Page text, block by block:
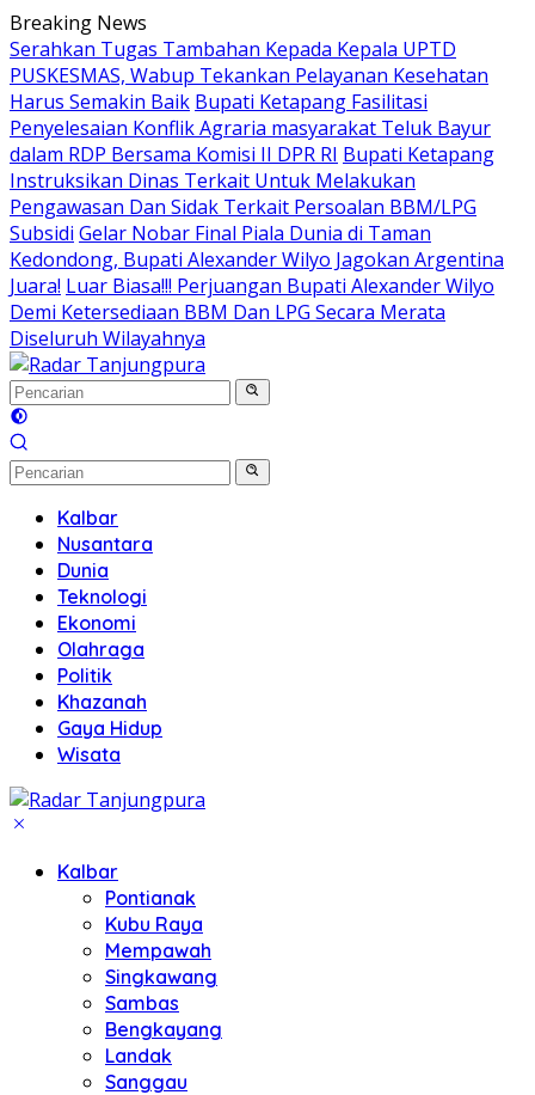
Langsung
ke
konten
Breaking News
Serahkan Tugas Tambahan Kepada Kepala UPTD
PUSKESMAS, Wabup Tekankan Pelayanan Kesehatan
Harus Semakin Baik Bupati Ketapang Fasilitasi
Penyelesaian Konflik Agraria masyarakat Teluk Bayur
dalam RDP Bersama Komisi II DPR RI Bupati Ketapang
Instruksikan Dinas Terkait Untuk Melakukan
Pengawasan Dan Sidak Terkait Persoalan BBM/LPG
Subsidi Gelar Nobar Final Piala Dunia di Taman
Kedondong, Bupati Alexander Wilyo Jagokan Argentina
Juara! Luar Biasa!!! Perjuangan Bupati Alexander Wilyo
Demi Ketersediaan BBM Dan LPG Secara Merata
Diseluruh Wilayahnya
Kalbar
Nusantara
Dunia
Teknologi
Ekonomi
Olahraga
Politik
Khazanah
Gaya Hidup
Wisata
Kalbar
Pontianak
Kubu Raya
Mempawah
Singkawang
Sambas
Bengkayang
Landak
Sanggau